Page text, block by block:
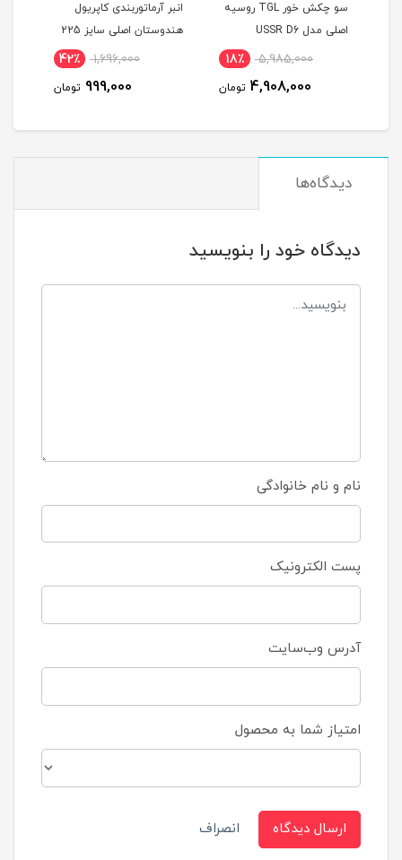
سو چکش خور TGL روسیه
اصلی مدل USSR D6
5,985,000 18٪
4,908,000 تومان
انبر آرماتوربندی کاپریول
هندوستان اصلی سایز 225
1,696,000 42٪
999,000 تومان
دیدگاه‌ها
دیدگاه خود را بنویسید
نام و نام خانوادگی
پست الکترونیک
آدرس وب‌سایت
امتیاز شما به محصول
ارسال دیدگاه انصراف